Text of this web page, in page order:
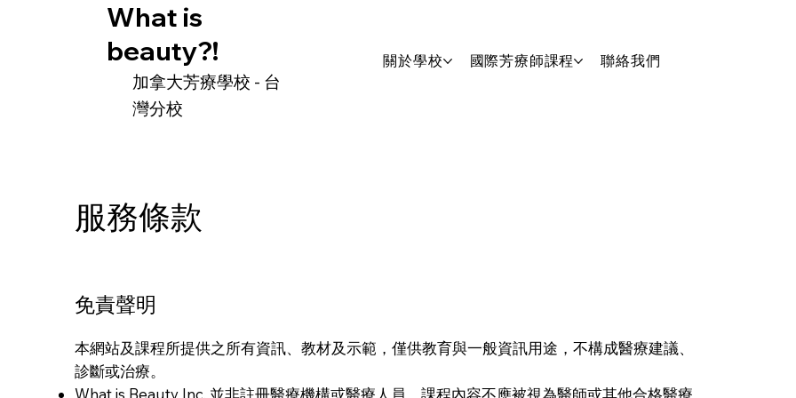
What is
beauty?!
​加拿大芳療學校 - 台
灣分校
關於學校 國際芳療師課程 聯絡我們
服務條款
免責聲明
本網站及課程所提供之所有資訊、教材及示範，僅供教育與一般資訊用途，不構成醫療建議、
診斷或治療。